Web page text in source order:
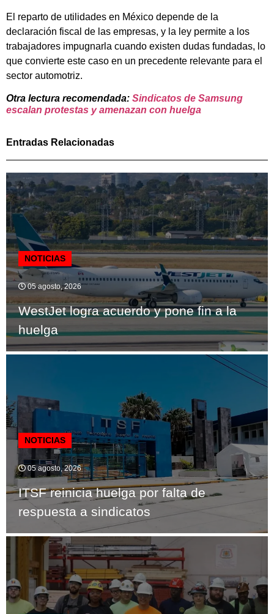
El reparto de utilidades en México depende de la
declaración fiscal de las empresas, y la ley permite a los
trabajadores impugnarla cuando existen dudas fundadas, lo
que convierte este caso en un precedente relevante para el
sector automotriz.
Otra lectura recomendada: Sindicatos de Samsung
escalan protestas y amenazan con huelga
Entradas Relacionadas
NOTICIAS
05 agosto, 2026
WestJet logra acuerdo y pone fin a la
huelga
NOTICIAS
05 agosto, 2026
ITSF reinicia huelga por falta de
respuesta a sindicatos